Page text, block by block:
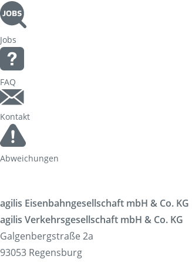
Jobs
FAQ
Kontakt
Abweichungen
agilis Eisenbahngesellschaft mbH & Co. KG
agilis Verkehrsgesellschaft mbH & Co. KG
Galgenbergstraße 2a
93053 Regensburg